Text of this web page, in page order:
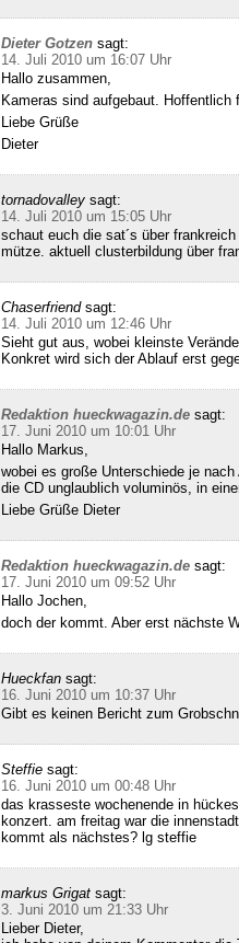
Dieter Gotzen sagt:
14. Juli 2010 um 16:07 Uhr
Hallo zusammen,
Kameras sind aufgebaut.
Liebe Grüße
Dieter
tornadovalley sagt:
14. Juli 2010 um 15:05 Uhr
schaut euch die sat´s über
mütze. aktuell clusterbildung über
Chaserfriend sagt:
14. Juli 2010 um 12:46 Uhr
Sieht gut aus, wobei kleinste
Konkret wird sich der Ablauf erst
Redaktion hueckwagazin.de sagt:
17. Juni 2010 um 10:01 Uhr
Hallo Markus,
wobei es große Unterschiede je
die CD unglaublich voluminös, in
Liebe Grüße Dieter
Redaktion hueckwagazin.de sagt:
17. Juni 2010 um 09:52 Uhr
Hallo Jochen,
doch der kommt. Aber erst nächste
Hueckfan sagt:
16. Juni 2010 um 10:37 Uhr
Gibt es keinen Bericht zum
Steffie sagt:
16. Juni 2010 um 00:48 Uhr
das krasseste wochenende in
konzert. am freitag war die
kommt als nächstes? lg steffie
markus Grigat sagt:
3. Juni 2010 um 21:33 Uhr
Lieber Dieter,